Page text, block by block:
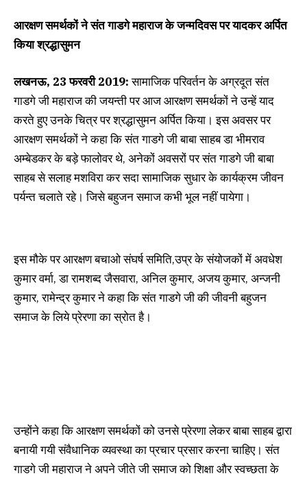
आरक्षण समर्थकों ने संत गाडगे महाराज के जन्मदिवस पर यादकर अर्पित
किया श्रद्धासुमन
लखनऊ, 23 फरवरी 2019:सामाजिक परिवर्तन के अग्रदूत संत
गाडगे जी महाराज की जयन्ती पर आज आरक्षण समर्थकों ने उन्हें याद
करते हुए उनके चित्र पर श्रद्धासुमन अर्पित किया। इस अवसर पर
आरक्षण समर्थकों ने कहा कि संत गाडगे जी बाबा साहब डा भीमराव
अम्बेडकर के बड़े फालोवर थे, अनेकों अवसरों पर संत गाडगे जी बाबा
साहब से सलाह मशविरा कर सदा सामाजिक सुधार के कार्यक्रम जीवन
पर्यन्त चलाते रहे। जिसे बहुजन समाज कभी भूल नहीं पायेगा।
इस मौके पर आरक्षण बचाओ संघर्ष समिति,उप्र के संयोजकों में अवधेश
कुमार वर्मा, डा रामशब्द जैसवारा, अनिल कुमार, अजय कुमार, अन्जनी
कुमार, रामेन्द्र कुमार ने कहा कि संत गाडगे जी की जीवनी बहुजन
समाज के लिये प्रेरणा का स्रोत है।
उन्होंने कहा कि आरक्षण समर्थकों को उनसे प्रेरणा लेकर बाबा साहब द्वारा
बनायी गयी संवैधानिक व्यवस्था का प्रचार प्रसार करना चाहिए। संत
गाडगे जी महाराज ने अपने जीते जी समाज को शिक्षा और स्वच्छता के